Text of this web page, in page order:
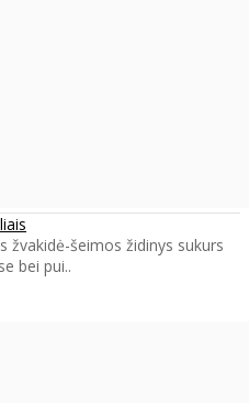
šeimos židinys sukurs
bei pui..